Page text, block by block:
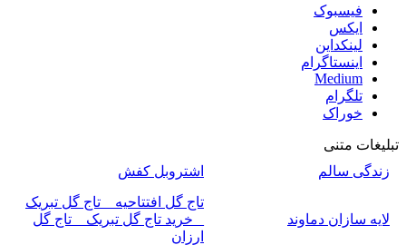
فیسبوک
ایکس
لینکداین
اینستاگرام
Medium
تلگرام
خوراک
تبلیغات متنی
زندگی سالم
اشتروبل کفش
لایه سازان دماوند
تاج گل افتتاحیه _ تاج گل تبریک
_ خرید تاج گل تبریک _ تاج گل
ارزان